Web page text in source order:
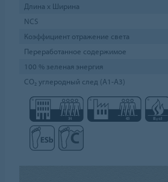
Длина х Ширина
NCS
Коэффициент отражение света
Переработанное содержимое
100 % зеленая энергия
CO₂ углеродный след (A1-A3)